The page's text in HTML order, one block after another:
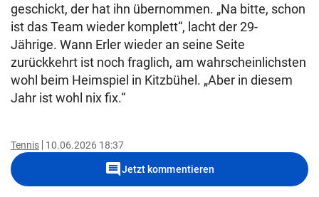
geschickt, der hat ihn übernommen. „Na bitte, schon
ist das Team wieder komplett“, lacht der 29-
Jährige. Wann Erler wieder an seine Seite
zurückkehrt ist noch fraglich, am wahrscheinlichsten
wohl beim Heimspiel in Kitzbühel. „Aber in diesem
Jahr ist wohl nix fix.“
Tennis 10.06.2026 18:37
commentJetzt kommentieren